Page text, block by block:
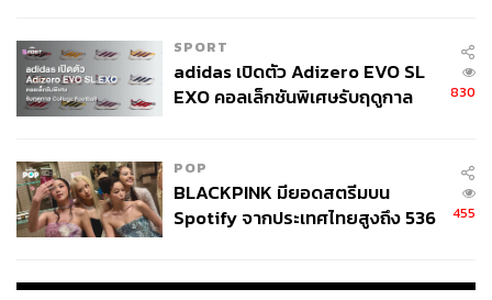
SPORT
adidas เปิดตัว Adizero EVO SL
EXO คอลเล็กชันพิเศษรับฤดูกาล
830
POP
BLACKPINK มียอดสตรีมบน
Spotify จากประเทศไทยสูงถึง 536
455